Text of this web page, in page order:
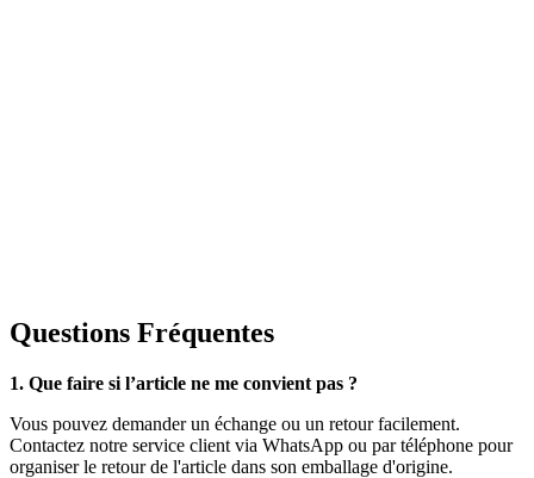
Questions Fréquentes
1. Que faire si l’article ne me convient pas ?
Vous pouvez demander un échange ou un retour facilement.
Contactez notre service client via WhatsApp ou par téléphone pour
organiser le retour de l'article dans son emballage d'origine.